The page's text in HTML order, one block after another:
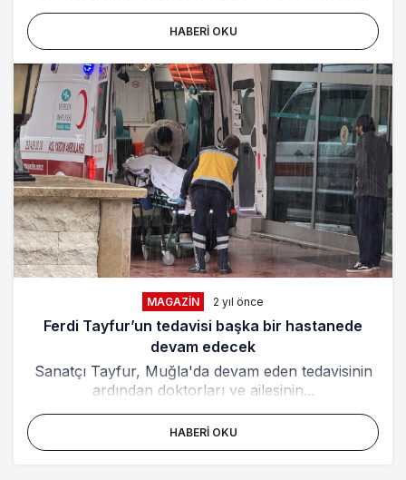
HABERI OKU
MAGAZIN 2 yıl önce
Ferdi Tayfur’un tedavisi başka bir hastanede
devam edecek
Sanatçı Tayfur, Muğla'da devam eden tedavisinin
ardından doktorları ve ailesinin...
HABERI OKU